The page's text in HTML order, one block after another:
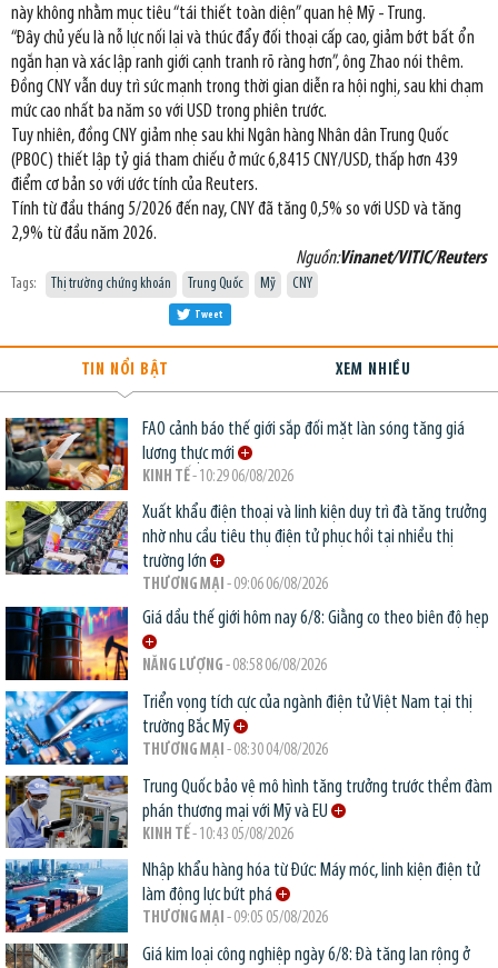
này không nhằm mục tiêu “tái thiết toàn diện” quan hệ Mỹ - Trung.
“Đây chủ yếu là nỗ lực nối lại và thúc đẩy đối thoại cấp cao, giảm bớt bất ổn
ngắn hạn và xác lập ranh giới cạnh tranh rõ ràng hơn”, ông Zhao nói thêm.
Đồng CNY vẫn duy trì sức mạnh trong thời gian diễn ra hội nghị, sau khi chạm
mức cao nhất ba năm so với USD trong phiên trước.
Tuy nhiên, đồng CNY giảm nhẹ sau khi Ngân hàng Nhân dân Trung Quốc
(PBOC) thiết lập tỷ giá tham chiếu ở mức 6,8415 CNY/USD, thấp hơn 439
điểm cơ bản so với ước tính của Reuters.
Tính từ đầu tháng 5/2026 đến nay, CNY đã tăng 0,5% so với USD và tăng
2,9% từ đầu năm 2026.
Nguồn:Vinanet/VITIC/Reuters
Tags: Thị trường chứng khoán Trung Quốc Mỹ CNY
Tweet
TIN NỔI BẬT XEM NHIỀU
FAO cảnh báo thế giới sắp đối mặt làn sóng tăng giá
lương thực mới
KINH TẾ- 10:29 06/08/2026
Xuất khẩu điện thoại và linh kiện duy trì đà tăng trưởng
nhờ nhu cầu tiêu thụ điện tử phục hồi tại nhiều thị
trường lớn
THƯƠNG MẠI - 09:06 06/08/2026
Giá dầu thế giới hôm nay 6/8: Giằng co theo biên độ hẹp
NĂNG LƯỢNG - 08:58 06/08/2026
Triển vọng tích cực của ngành điện tử Việt Nam tại thị
trường Bắc Mỹ
THƯƠNG MẠI - 08:30 04/08/2026
Trung Quốc bảo vệ mô hình tăng trưởng trước thềm đàm
phán thương mại với Mỹ và EU
KINH TẾ- 10:43 05/08/2026
Nhập khẩu hàng hóa từ Đức: Máy móc, linh kiện điện tử
làm động lực bứt phá
THƯƠNG MẠI - 09:05 05/08/2026
Giá kim loại công nghiệp ngày 6/8: Đà tăng lan rộng ở